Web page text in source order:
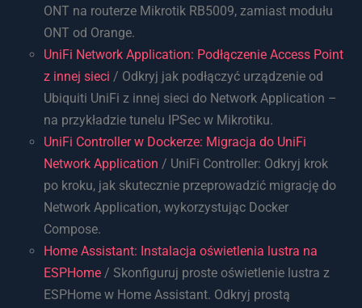
ONT na routerze Mikrotik RB5009, zamiast modułu
ONT od Orange.
UniFi Network Application: Podłączenie Access Point
z innej sieci / Odkryj jak podłączyć urządzenie od
Ubiquiti UniFi z innej sieci do Network Application –
na przykładzie tunelu IPSec w Mikrotiku.
UniFi Controller w Dockerze: Migracja do UniFi
Network Application / UniFi Controller: Odkryj krok
po kroku, jak skutecznie przeprowadzić migrację do
Network Application, wykorzystując Docker
Compose.
Home Assistant: Instalacja oświetlenia lustra na
ESPHome / Skonfiguruj proste oświetlenie lustra z
ESPHome w Home Assistant. Odkryj prostą